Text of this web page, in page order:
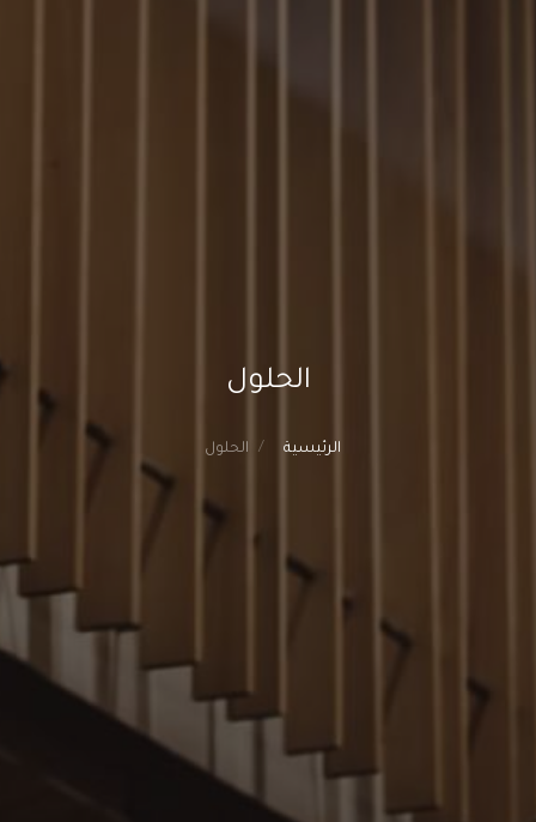
الحلول
الرئيسية الحلول